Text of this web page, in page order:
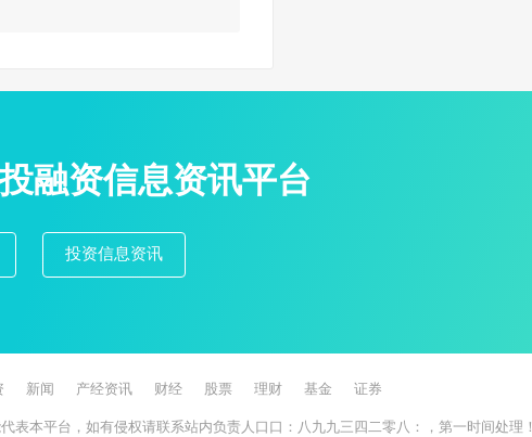
融资信息资讯平台
投资信息资讯
新闻 产经资讯 财经 股票 理财 基金 证券
表本平台，如有侵权请联系站内负责人口口：八九九三四二零八：，第一时间处理！